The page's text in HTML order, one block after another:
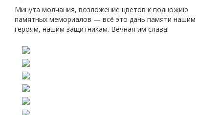
Минута молчания, возложение цветов к подножию
памятных мемориалов — всё это дань памяти нашим
героям, нашим защитникам. Вечная им слава!